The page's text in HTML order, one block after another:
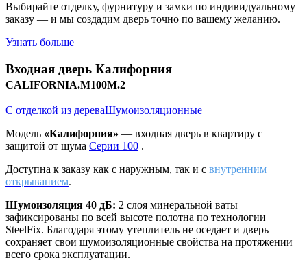
Выбирайте отделку, фурнитуру и замки по индивидуальному
заказу — и мы создадим дверь точно по вашему желанию.
Узнать больше
Входная дверь Калифорния
CALIFORNIA.M100M.2
С отделкой из дереваШумоизоляционные
Модель «Калифорния» — входная дверь в квартиру с
защитой от шума Серии 100 .
Доступна к заказу как с наружным, так и с внутренним
открыванием.
Шумоизоляция 40 дБ: 2 слоя минеральной ваты
зафиксированы по всей высоте полотна по технологии
SteelFix. Благодаря этому утеплитель не оседает и дверь
сохраняет свои шумоизоляционные свойства на протяжении
всего срока эксплуатации.